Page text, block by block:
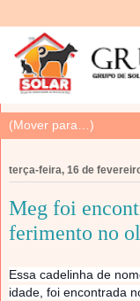
terça-feira, 16 de
Meg foi
ferimento no
Essa cadelinha de
idade, foi encontrada